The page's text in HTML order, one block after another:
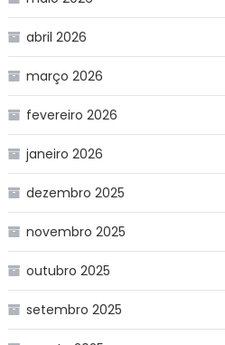
abril 2026
março 2026
fevereiro 2026
janeiro 2026
dezembro 2025
novembro 2025
outubro 2025
setembro 2025